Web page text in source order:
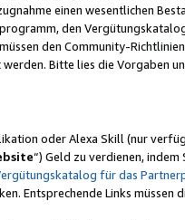
einen wesentlichen
den
den Community-
Bitte lies die Vorgaben
oder Alexa Skill (nur
“) Geld zu verdienen, indem
für das
Entsprechende Links müssen